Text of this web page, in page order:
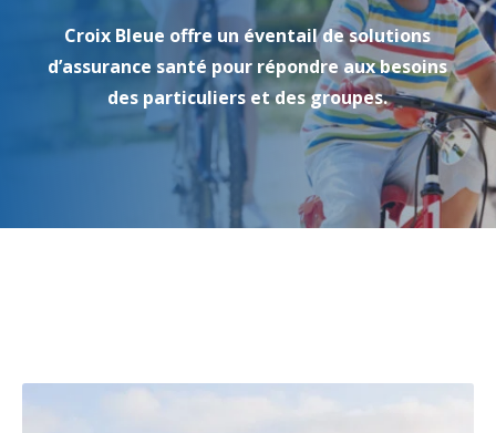
Croix Bleue offre un éventail de solutions
d’assurance santé pour répondre aux besoins
des particuliers et des groupes.